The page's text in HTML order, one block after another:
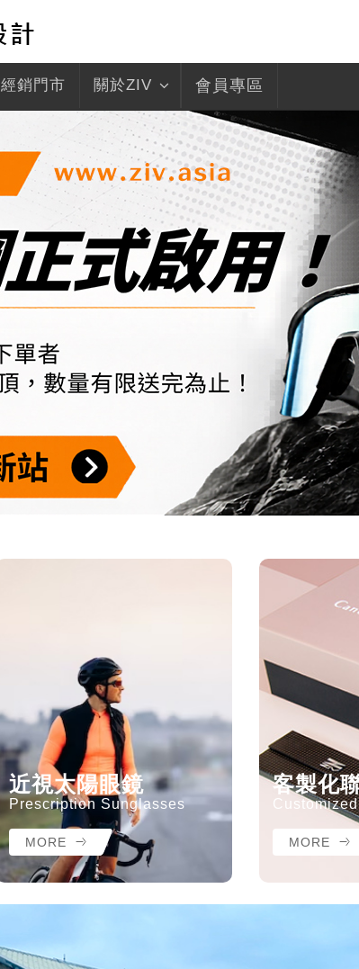
經銷門市 關於ZIV 會員專區
近視太陽眼鏡
Prescription Sunglasses
MORE
客製化
Customized
MORE